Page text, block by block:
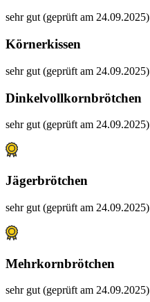
sehr gut (geprüft am 24.09.2025)
Körnerkissen
sehr gut (geprüft am 24.09.2025)
Dinkelvollkornbrötchen
sehr gut (geprüft am 24.09.2025)
Jägerbrötchen
sehr gut (geprüft am 24.09.2025)
Mehrkornbrötchen
sehr gut (geprüft am 24.09.2025)